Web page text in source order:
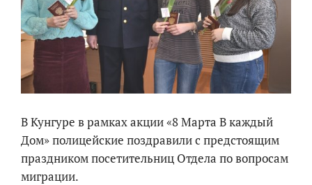
В Кунгуре в рамках акции «8 Марта В каждый
Дом» полицейские поздравили с предстоящим
праздником посетительниц Отдела по вопросам
миграции.